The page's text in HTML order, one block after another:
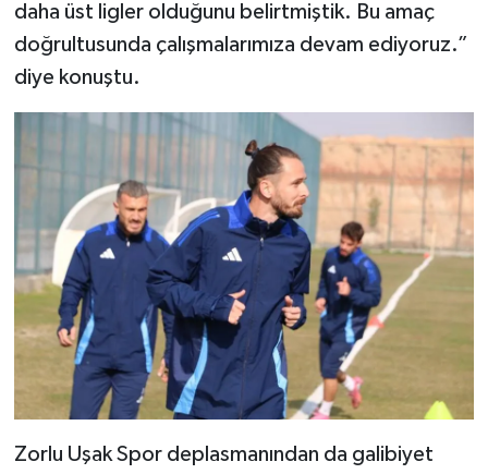
daha üst ligler olduğunu belirtmiştik. Bu amaç
doğrultusunda çalışmalarımıza devam ediyoruz.”
diye konuştu.
Zorlu Uşak Spor deplasmanından da galibiyet